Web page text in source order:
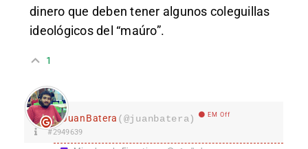
dinero que deben tener algunos coleguillas
ideológicos del “maúro”.
1
JuanBatera (@juanbatera) EM Off
#2949639